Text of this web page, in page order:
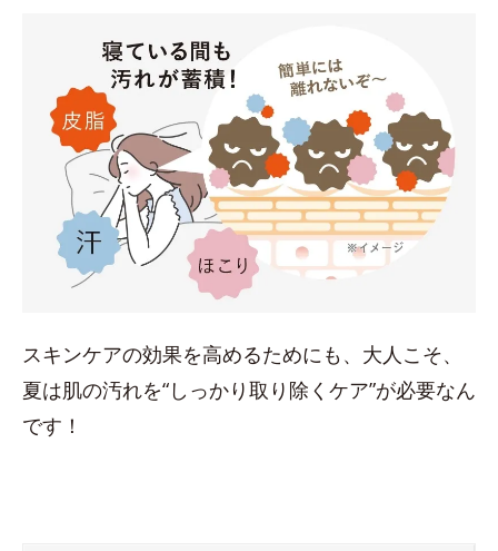
スキンケアの効果を高めるためにも、大人こそ、
夏は肌の汚れを“しっかり取り除くケア”が必要なん
です！